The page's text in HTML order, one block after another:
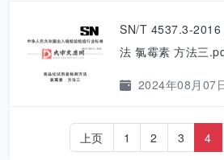
SN/T 4537.3-2016
法 氯霉素 方法三
2024年08月07
上页 1 2 3 4